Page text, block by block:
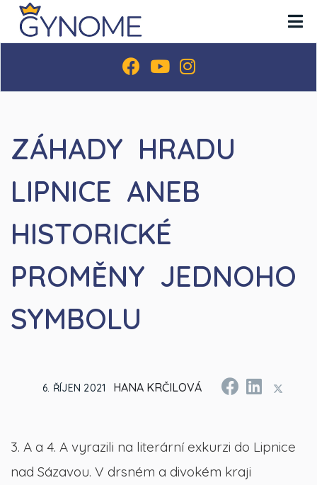
ZÁHADY HRADU
LIPNICE ANEB
HISTORICKÉ
PROMĚNY JEDNOHO
SYMBOLU
HANA KRČILOVÁ
6. ŘÍJEN 2021
3. A a 4. A vyrazili na literární exkurzi do Lipnice
nad Sázavou. V drsném a divokém kraji